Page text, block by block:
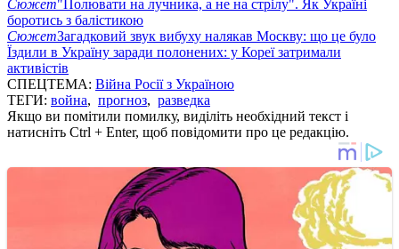
Сюжет"Полювати на лучника, а не на стрілу". Як Україні
боротись з балістикою
СюжетЗагадковий звук вибуху налякав Москву: що це було
Їздили в Україну заради полонених: у Кореї затримали
активістів
СПЕЦТЕМА: Війна Росії з Україною
ТЕГИ: война, прогноз, разведка
Якщо ви помітили помилку, виділіть необхідний текст і
натисніть Ctrl + Enter, щоб повідомити про це редакцію.